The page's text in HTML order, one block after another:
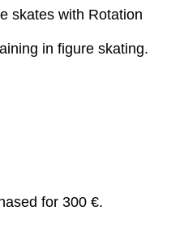
skates with Rotation
in figure skating.
for 300 €.